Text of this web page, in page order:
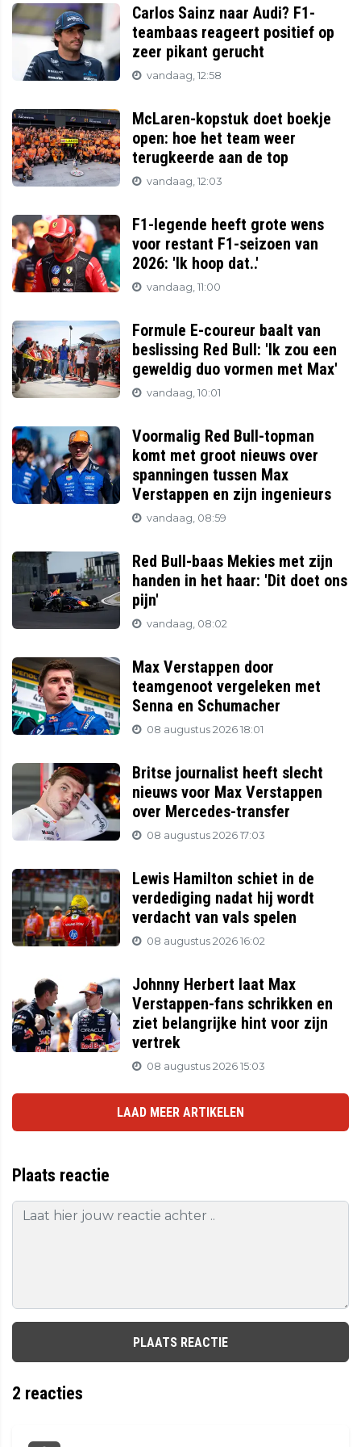
Carlos Sainz naar Audi? F1-
teambaas reageert positief op
zeer pikant gerucht
vandaag, 12:58
McLaren-kopstuk doet boekje
open: hoe het team weer
terugkeerde aan de top
vandaag, 12:03
F1-legende heeft grote wens
voor restant F1-seizoen van
2026: 'Ik hoop dat..'
vandaag, 11:00
Formule E-coureur baalt van
beslissing Red Bull: 'Ik zou een
geweldig duo vormen met Max'
vandaag, 10:01
Voormalig Red Bull-topman
komt met groot nieuws over
spanningen tussen Max
Verstappen en zijn ingenieurs
vandaag, 08:59
Red Bull-baas Mekies met zijn
handen in het haar: 'Dit doet ons
pijn'
vandaag, 08:02
Max Verstappen door
teamgenoot vergeleken met
Senna en Schumacher
08 augustus 2026 18:01
Britse journalist heeft slecht
nieuws voor Max Verstappen
over Mercedes-transfer
08 augustus 2026 17:03
Lewis Hamilton schiet in de
verdediging nadat hij wordt
verdacht van vals spelen
08 augustus 2026 16:02
Johnny Herbert laat Max
Verstappen-fans schrikken en
ziet belangrijke hint voor zijn
vertrek
08 augustus 2026 15:03
LAAD MEER ARTIKELEN
Plaats reactie
PLAATS REACTIE
2 reacties